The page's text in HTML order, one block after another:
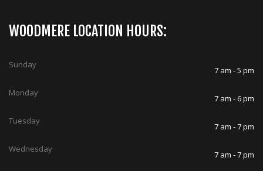
WOODMERE LOCATION HOURS:
Sunday
7 am - 5 pm
Monday
7 am - 6 pm
Tuesday
7 am - 7 pm
Wednesday
7 am - 7 pm